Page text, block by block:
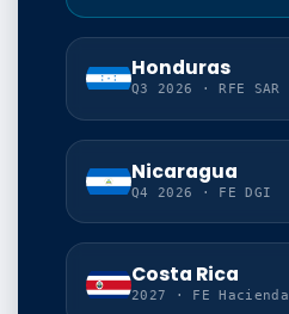
Honduras
Q3 2026 · RFE SAR
Nicaragua
Q4 2026 · FE DGI
Costa Rica
2027 · FE Hacienda